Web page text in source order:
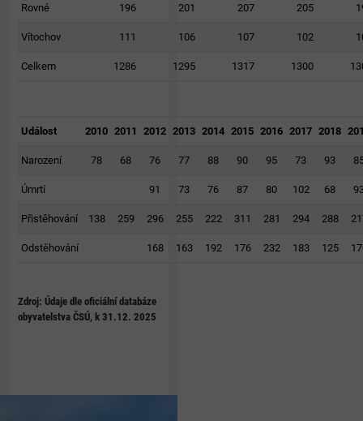
Rovné 196 201 207 205
Vítochov 111 106 107 102
Celkem 1286 1295 1317 1300
Událost 2010 2011 2012 2013 2014 2015 2016 2017 2018
Narození 78 68 76 77 88 90 95 73 93
Úmrtí 91 73 76 87 80 102 68
Přistěhování 138 259 296 255 222 311 281 294 288
Odstěhování 168 163 192 176 232 183 125
Zdroj: Údaje dle oficiální databáze
obyvatelstva ČSÚ, k 31.12. 2025